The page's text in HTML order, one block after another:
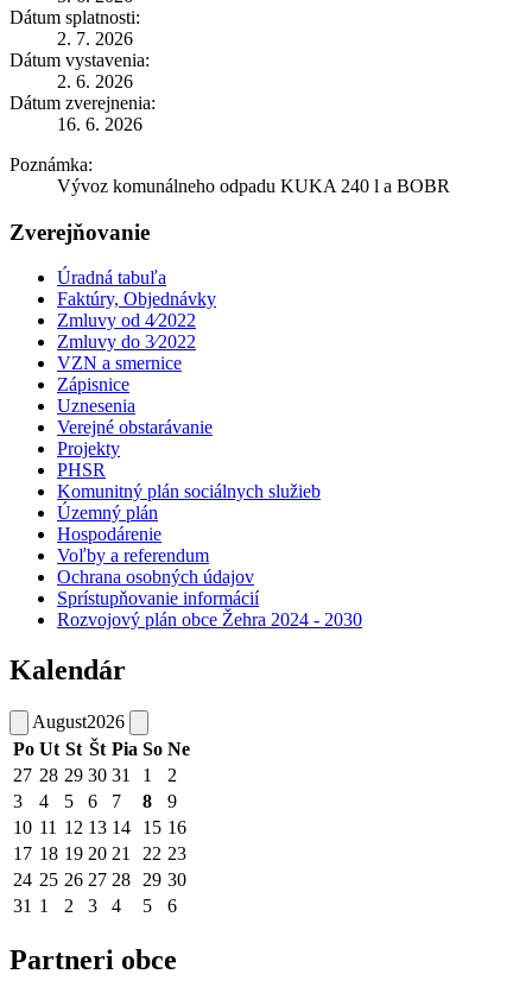
Dátum splatnosti:
2. 7. 2026
Dátum vystavenia:
2. 6. 2026
Dátum zverejnenia:
16. 6. 2026
Poznámka:
Vývoz komunálneho odpadu KUKA 240 l a BOBR
Zverejňovanie
Úradná tabuľa
Faktúry, Objednávky
Zmluvy od 4⁄2022
Zmluvy do 3⁄2022
VZN a smernice
Zápisnice
Uznesenia
Verejné obstarávanie
Projekty
PHSR
Komunitný plán sociálnych služieb
Územný plán
Hospodárenie
Voľby a referendum
Ochrana osobných údajov
Sprístupňovanie informácií
Rozvojový plán obce Žehra 2024 - 2030
Kalendár
August2026
Po Ut St Št Pia So Ne
27 28 29 30 31 1
2
3
4 5 6 7 8
9
10 11 12 13 14 15 16
17 18 19 20 21 22 23
24 25 26 27 28 29 30
31 1 2 3 4 5 6
Partneri obce